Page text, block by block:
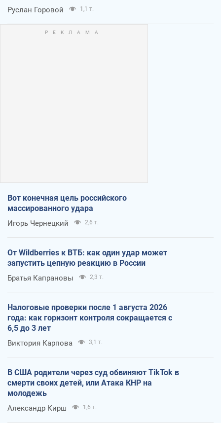
Руслан Горовой 1,1 т.
Вот конечная цель российского
массированного удара
Игорь Чернецкий 2,6 т.
От Wildberries к ВТБ: как один удар может
запустить цепную реакцию в России
Братья Капрановы 2,3 т.
Налоговые проверки после 1 августа 2026
года: как горизонт контроля сокращается с
6,5 до 3 лет
Виктория Карпова 3,1 т.
В США родители через суд обвиняют TikTok в
смерти своих детей, или Атака КНР на
молодежь
Александр Кирш 1,6 т.